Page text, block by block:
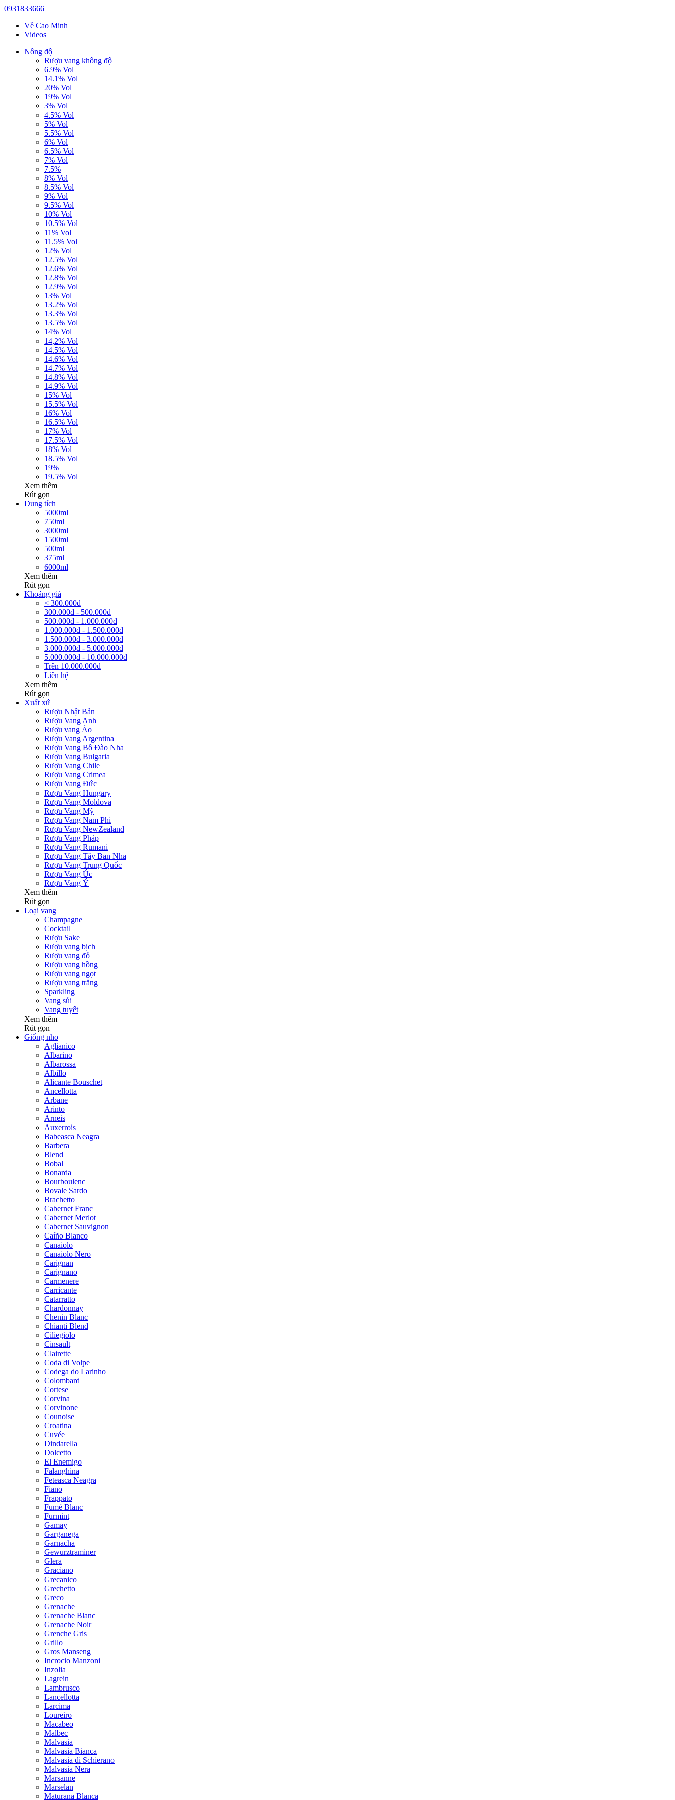
0931833666
Về Cao Minh
Videos
Nồng độ
Rượu vang không độ
6.9% Vol
14.1% Vol
20% Vol
19% Vol
3% Vol
4.5% Vol
5% Vol
5.5% Vol
6% Vol
6.5% Vol
7% Vol
7.5%
8% Vol
8.5% Vol
9% Vol
9.5% Vol
10% Vol
10.5% Vol
11% Vol
11.5% Vol
12% Vol
12.5% Vol
12.6% Vol
12.8% Vol
12.9% Vol
13% Vol
13.2% Vol
13.3% Vol
13.5% Vol
14% Vol
14,2% Vol
14.5% Vol
14.6% Vol
14.7% Vol
14.8% Vol
14.9% Vol
15% Vol
15.5% Vol
16% Vol
16.5% Vol
17% Vol
17.5% Vol
18% Vol
18.5% Vol
19%
19.5% Vol
Xem thêm
Rút gọn
Dung tích
5000ml
750ml
3000ml
1500ml
500ml
375ml
6000ml
Xem thêm
Rút gọn
Khoảng giá
< 300.000đ
300.000đ - 500.000đ
500.000đ - 1.000.000đ
1.000.000đ - 1.500.000đ
1.500.000đ - 3.000.000đ
3.000.000đ - 5.000.000đ
5.000.000đ - 10.000.000đ
Trên 10.000.000đ
Liên hệ
Xem thêm
Rút gọn
Xuất xứ
Rượu Nhật Bản
Rượu Vang Anh
Rượu vang Áo
Rượu Vang Argentina
Rượu Vang Bồ Đào Nha
Rượu Vang Bulgaria
Rượu Vang Chile
Rượu Vang Crimea
Rượu Vang Đức
Rượu Vang Hungary
Rượu Vang Moldova
Rượu Vang Mỹ
Rượu Vang Nam Phi
Rượu Vang NewZealand
Rượu Vang Pháp
Rượu Vang Rumani
Rượu Vang Tây Ban Nha
Rượu Vang Trung Quốc
Rượu Vang Úc
Rượu Vang Ý
Xem thêm
Rút gọn
Loại vang
Champagne
Cocktail
Rượu Sake
Rượu vang bịch
Rượu vang đỏ
Rượu vang hồng
Rượu vang ngọt
Rượu vang trắng
Sparkling
Vang sủi
Vang tuyết
Xem thêm
Rút gọn
Giống nho
Aglianico
Albarino
Albarossa
Albillo
Alicante Bouschet
Ancellotta
Arbane
Arinto
Arneis
Auxerrois
Babeasca Neagra
Barbera
Blend
Bobal
Bonarda
Bourboulenc
Bovale Sardo
Brachetto
Cabernet Franc
Cabernet Merlot
Cabernet Sauvignon
Caíño Blanco
Canaiolo
Canaiolo Nero
Carignan
Carignano
Carmenere
Carricante
Catarratto
Chardonnay
Chenin Blanc
Chianti Blend
Ciliegiolo
Cinsault
Clairette
Coda di Volpe
Codega do Larinho
Colombard
Cortese
Corvina
Corvinone
Counoise
Croatina
Cuvée
Dindarella
Dolcetto
El Enemigo
Falanghina
Feteasca Neagra
Fiano
Frappato
Fumé Blanc
Furmint
Gamay
Garganega
Garnacha
Gewurztraminer
Glera
Graciano
Grecanico
Grechetto
Greco
Grenache
Grenache Blanc
Grenache Noir
Grenche Gris
Grillo
Gros Manseng
Incrocio Manzoni
Inzolia
Lagrein
Lambrusco
Lancellotta
Larcima
Loureiro
Macabeo
Malbec
Malvasia
Malvasia Bianca
Malvasia di Schierano
Malvasia Nera
Marsanne
Marselan
Maturana Blanca